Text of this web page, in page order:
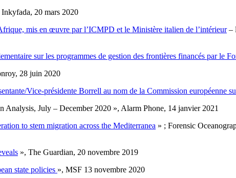
Inkyfada, 20 mars 2020
mis en œuvre par l’ICMPD et le Ministère italien de l’intérieur–
sur les programmes de gestion des frontières financés par le
28 juin 2020
Vice-présidente Borrell au nom de la Commission européenne
Analysis, July – December 2020 », Alarm Phone, 14 janvier 2021
to stem migration across the Mediterranea » ; Forensic
», The Guardian, 20 novembre 2019
state policies », MSF 13 novembre 2020